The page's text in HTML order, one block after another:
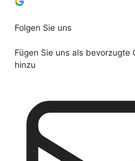
Folgen Sie uns
Fügen Sie uns als bevorzugte
hinzu